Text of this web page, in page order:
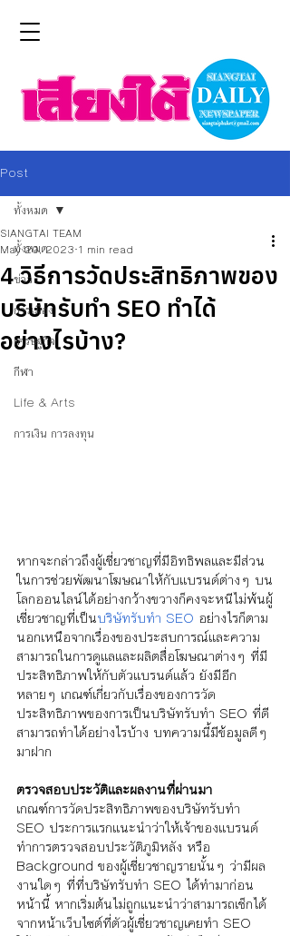
Post
ทั้งหมด
ข่าว
การเมือง
เศรษฐกิจ
กีฬา
Life & Arts
การเงิน การลงทุน
ทั้งหมด
4 วิธีการวัดประสิทธิภาพของ
บริษัทรับทำ SEO ทำได้
อย่างไรบ้าง?
SIANGTAI TEAM
May 20, 2023 1 min read
หากจะกล่าวถึงผู้เชี่ยวชาญที่มีอิทธิพลและมีส่วน
ในการช่วยพัฒนาโฆษณาให้กับแบรนด์ต่างๆ บน
โลกออนไลน์ได้อย่างกว้างขวางก็คงจะหนีไม่พ้นผู้
เชี่ยวชาญที่เป็นบริษัทรับทำ SEO อย่างไรก็ตาม
นอกเหนือจากเรื่องของประสบการณ์และความ
สามารถในการดูแลและผลิตสื่อโฆษณาต่างๆ ที่มี
ประสิทธิภาพให้กับตัวแบรนด์แล้ว ยังมีอีก
หลายๆ เกณฑ์เกี่ยวกับเรื่องของการวัด
ประสิทธิภาพของการเป็นบริษัทรับทำ SEO ที่ดี
สามารถทำได้อย่างไรบ้าง บทความนี้มีข้อมูลดีๆ
มาฝาก
ตรวจสอบประวัติและผลงานที่ผ่านมา
เกณฑ์การวัดประสิทธิภาพของบริษัทรับทำ
SEO ประการแรกแนะนำว่าให้เจ้าของแบรนด์
ทำการตรวจสอบประวัติภูมิหลัง หรือ
Background ของผู้เชี่ยวชาญรายนั้นๆ ว่ามีผล
งานใดๆ ที่ที่บริษัทรับทำ SEO ได้ทำมาก่อน
หน้านี้ หากเริ่มต้นไม่ถูกแนะนำว่าสามารถเช็กได้
จากหน้าเว็บไซต์ที่ตัวผู้เชี่ยวชาญเคยทำ SEO